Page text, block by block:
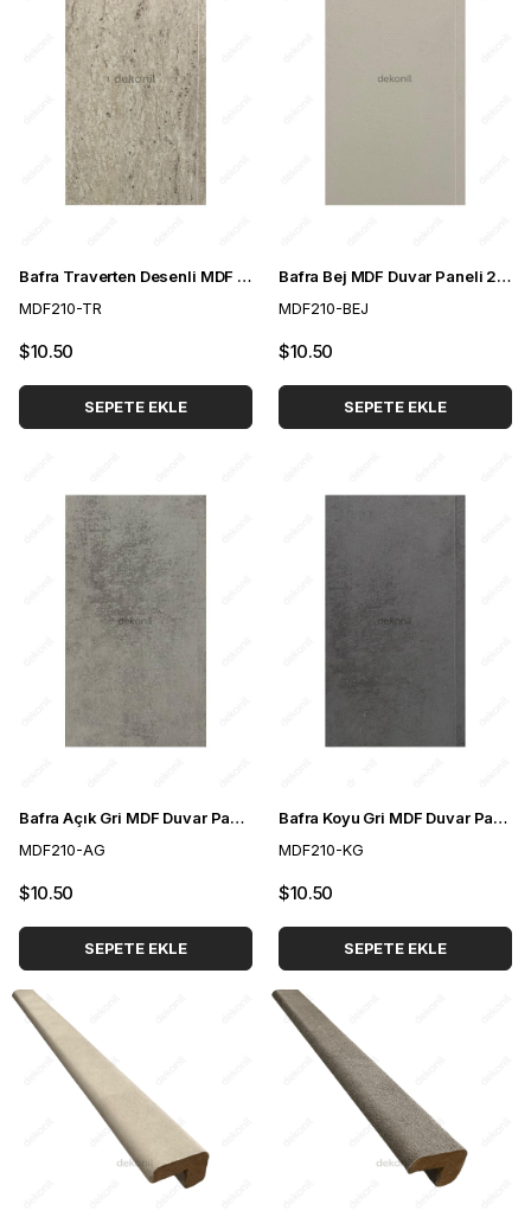
Bafra Traverten Desenli MDF Duvar Paneli 21 cm
MDF210-TR
$10.50
SEPETE EKLE
Bafra Bej MDF Duvar Paneli 21 cm
MDF210-BEJ
$10.50
SEPETE EKLE
Bafra Açık Gri MDF Duvar Paneli 21 cm
MDF210-AG
$10.50
SEPETE EKLE
Bafra Koyu Gri MDF Duvar Paneli 21 cm
MDF210-KG
$10.50
SEPETE EKLE